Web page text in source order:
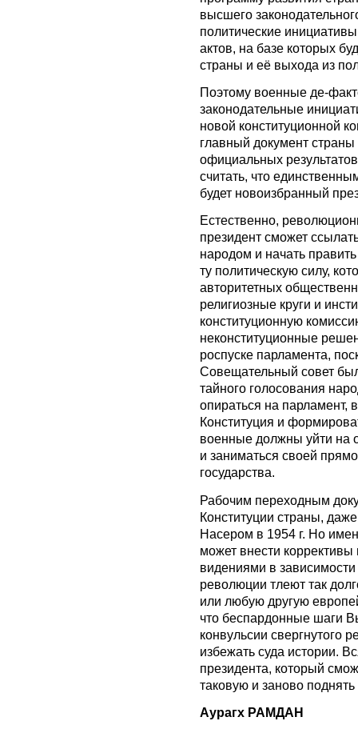
высшего
политические
актов, на базе которых
страны и её выхода из
Поэтому военные де-
законодательные
новой конституционной
главный документ
официальных
считать, что
будет новоизбранный
Естественно,
президент сможет
народом и начать
ту политическую силу,
авторитетных
религиозные круги и
конституционную
неконституционные
роспуске парламента,
Совещательный совет
тайного голосования
опираться на парламент,
Конституция и
военные должны уйти на
и заниматься своей
государства.
Рабочим переходным
Конституции страны,
Насером в 1954 г. Но
может внести
видениями в
революции тлеют так
или любую другую
что беспардонные шаги
конвульсии свергнутого
избежать суда истории.
президента, который
таковую и заново
Аурагх РАМДАН